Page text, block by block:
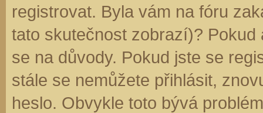
registrovat. Byla vám na fóru
tato skutečnost zobrazí)?
se na důvody. Pokud jste se
stále se nemůžete přihlásit,
heslo. Obvykle toto bývá